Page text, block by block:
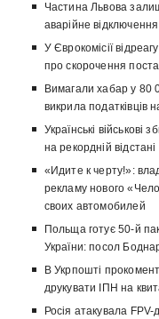
Частина Львова
аварійне відключення
У Єврокомісії
про скорочення
Вимагали хабар у 80
викрила податківців
Українські військові
на рекордній відстані
«Идите к черту!»:
рекламу нового
своих автомобилей
Польща готує 50-й
України: посол
В Укрпошті
друкувати ІПН на
Росія атакувала